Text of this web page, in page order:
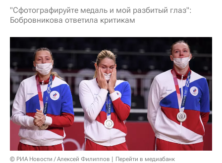
"Сфотографируйте медаль и мой разбитый глаз":
Бобровникова ответила критикам
© РИА Новости / Алексей Филиппов Перейти в медиабанк